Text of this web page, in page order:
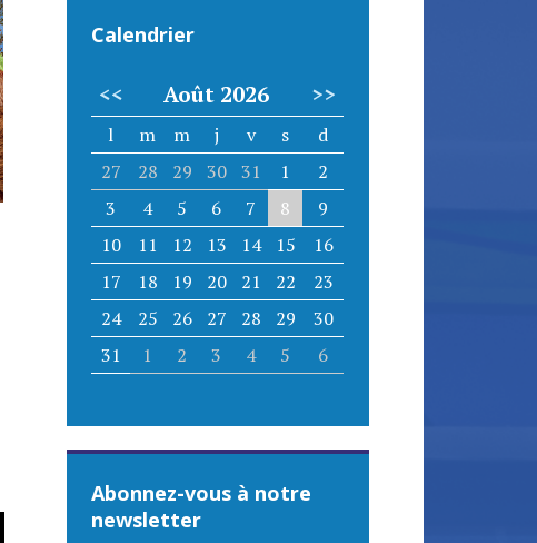
Calendrier
<< Août 2026 >>
l m m j v s
d
27
28 29 30 31 1
2
3
4 5 6 7 8
9
10
11 12 13 14 15
16
17
18 19 20 21 22
23
24
25 26 27 28 29
30
31
1 2 3 4 5 6
Abonnez-vous à notre
newsletter